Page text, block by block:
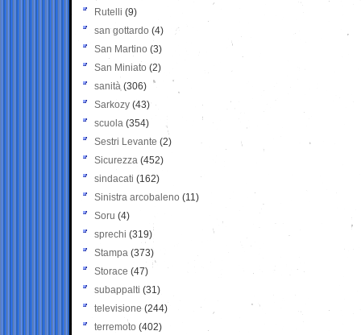
Rutelli (9)
san gottardo (4)
San Martino (3)
San Miniato (2)
sanità (306)
Sarkozy (43)
scuola (354)
Sestri Levante (2)
Sicurezza (452)
sindacati (162)
Sinistra arcobaleno (11)
Soru (4)
sprechi (319)
Stampa (373)
Storace (47)
subappalti (31)
televisione(244)
terremoto (402)